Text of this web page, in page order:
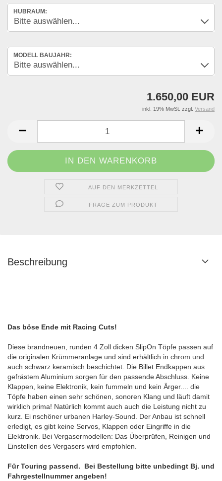
HUBRAUM:
MODELL BAUJAHR:
1.650,00 EUR
inkl. 19% MwSt. zzgl. Versand
AUF DEN MERKZETTEL
FRAGE ZUM PRODUKT
Beschreibung
Das böse Ende mit Racing Cuts!
Diese brandneuen, runden 4 Zoll dicken SlipOn Töpfe passen auf
die originalen Krümmeranlage und sind erhältlich in chrom und
auch schwarz keramisch beschichtet. Die Billet Endkappen aus
gefrästem Aluminium sorgen für den passende Abschluss. Keine
Klappen, keine Elektronik, kein fummeln und kein Ärger.... die
Töpfe haben einen sehr schönen, sonoren Klang und läuft damit
wirklich prima! Natürlich kommt auch auch die Leistung nicht zu
kurz. Ei nschöner urbanen Harley-Sound. Der Anbau ist schnell
erledigt, es gibt keine Servos, Klappen oder Eingriffe in die
Elektronik. Bei Vergasermodellen: Das Überprüfen, Reinigen und
Einstellen des Vergasers wird empfohlen.
Für Touring passend. Bei Bestellung bitte unbedingt Bj. und
Fahrgestellnummer angeben!